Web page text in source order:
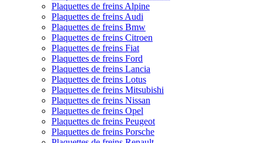
Plaquettes de freins Alpine
Plaquettes de freins Audi
Plaquettes de freins Bmw
Plaquettes de freins Citroen
Plaquettes de freins Fiat
Plaquettes de freins Ford
Plaquettes de freins Lancia
Plaquettes de freins Lotus
Plaquettes de freins Mitsubishi
Plaquettes de freins Nissan
Plaquettes de freins Opel
Plaquettes de freins Peugeot
Plaquettes de freins Porsche